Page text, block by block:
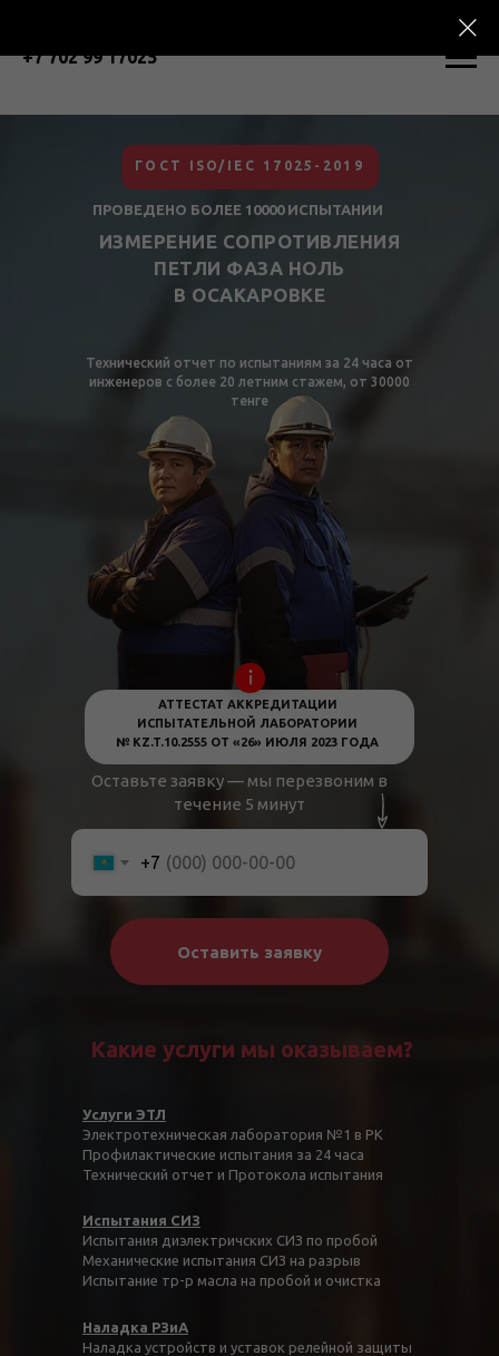
+7 702 99 17025
ПРОВЕДЕНО БОЛЕЕ 10000 ИСПЫТАНИИ
ИЗМЕРЕНИЕ СОПРОТИВЛЕНИЯ
ПЕТЛИ ФАЗА НОЛЬ
В ОСАКАРОВКЕ
ГОСТ ISO/IEC 17025-2019
Технический отчет по испытаниям за 24 часа от
инженеров с более 20 летним стажем, от 30000
тенге
Услуги ЭТЛ
Электротехническая лаборатория №1 в РК
Профилактические испытания за 24 часа
Технический отчет и Протокола испытания
Наладка РЗиА
Наладка устройств и уставок релейной защиты
Испытания СИЗ
Испытания диэлектричских СИЗ по пробой
Механические испытания СИЗ на разрыв
Испытание тр-р масла на пробой и очистка
Какие услуги мы оказываем?
АТТЕСТАТ АККРЕДИТАЦИИ
ИСПЫТАТЕЛЬНОЙ ЛАБОРАТОРИИ
№ KZ.T.10.2555 ОТ «26» ИЮЛЯ 2023 ГОДА
+7
Оставить заявку
Оставьте заявку — мы перезвоним в
течение 5 минут